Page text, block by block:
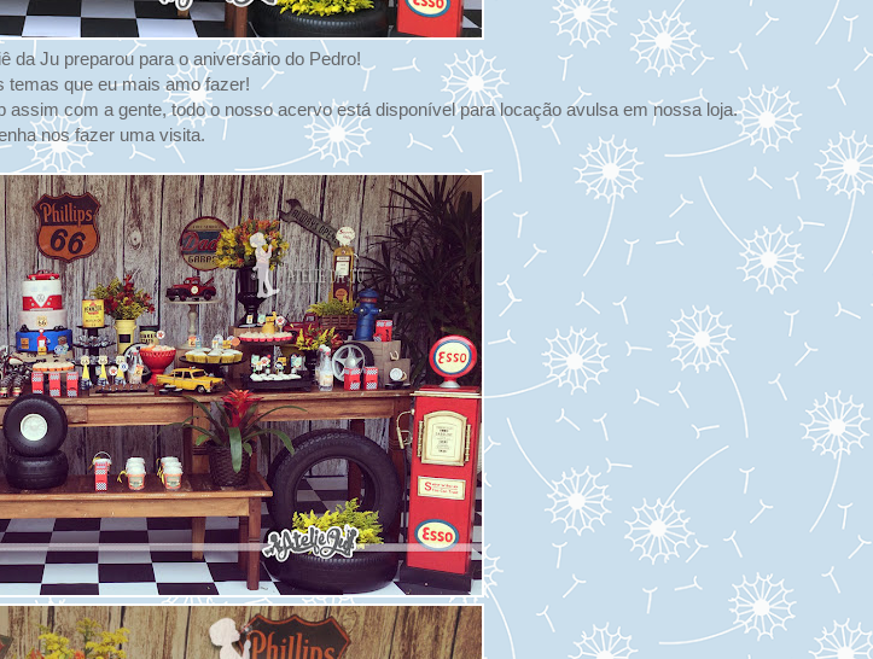
da Ju preparou para o aniversário do Pedro!
temas que eu mais amo fazer!
com a gente, todo o nosso acervo está disponível para locação avulsa em nossa loja.
nos fazer uma visita.